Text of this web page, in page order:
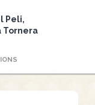
Peli
Tornera